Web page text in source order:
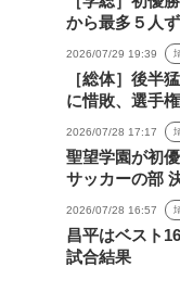
から最多５人
2026/07/29 19:39
［総体］後半
に惜敗、選手
2026/07/28 17:17
聖望学園が初
サッカーの部
2026/07/28 16:57
昌平はベスト
試合結果